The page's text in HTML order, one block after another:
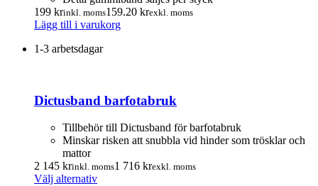
väljas
på
199 krinkl. moms159.20 krexkl. moms
Lägg till i varukorg
1-3 arbetsdagar
Dictusband barfotabruk
Tillbehör till Dictusband för barfotabruk
Minskar risken att snubbla vid hinder som trösklar och
mattor
2 145 krinkl. moms1 716 krexkl. moms
Välj alternativDen